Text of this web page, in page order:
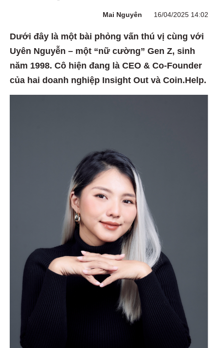
Mai Nguyên 16/04/2025 14:02
Dưới đây là một bài phỏng vấn thú vị cùng với
Uyên Nguyễn – một “nữ cường” Gen Z, sinh
năm 1998. Cô hiện đang là CEO & Co-Founder
của hai doanh nghiệp Insight Out và Coin.Help.